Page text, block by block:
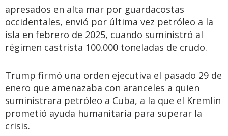
apresados en alta mar por guardacostas
occidentales, envió por última vez petróleo a la
isla en febrero de 2025, cuando suministró al
régimen castrista 100.000 toneladas de crudo.
Trump firmó una orden ejecutiva el pasado 29 de
enero que amenazaba con aranceles a quien
suministrara petróleo a Cuba, a la que el Kremlin
prometió ayuda humanitaria para superar la
crisis.